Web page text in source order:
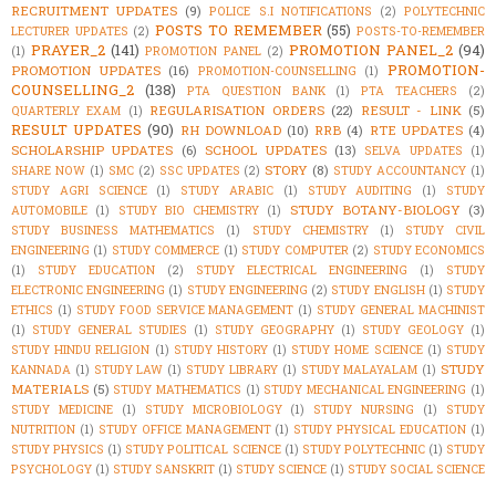
RECRUITMENT UPDATES (9) POLICE S.I NOTIFICATIONS (2) POLYTECHNIC
LECTURER UPDATES (2) POSTS TO REMEMBER (55) POSTS-TO-REMEMBER
(1) PRAYER_2 (141) PROMOTION PANEL (2) PROMOTION PANEL_2 (94)
PROMOTION UPDATES (16) PROMOTION-COUNSELLING (1)
PROMOTION-
COUNSELLING_2 (138) PTA QUESTION BANK (1) PTA TEACHERS
(2)
QUARTERLY EXAM (1) REGULARISATION ORDERS (22) RESULT - LINK (5)
RESULT UPDATES (90) RH DOWNLOAD (10) RRB (4) RTE UPDATES (4)
SCHOLARSHIP UPDATES (6) SCHOOL UPDATES (13) SELVA UPDATES
(1)
SHARE NOW (1) SMC (2) SSC UPDATES (2) STORY (8) STUDY ACCOUNTANCY (1)
STUDY AGRI SCIENCE
(1) STUDY ARABIC (1) STUDY AUDITING (1)
STUDY
AUTOMOBILE (1) STUDY BIO CHEMISTRY (1) STUDY BOTANY-BIOLOGY (3)
STUDY BUSINESS MATHEMATICS (1) STUDY CHEMISTRY (1)
STUDY CIVIL
ENGINEERING (1) STUDY COMMERCE (1) STUDY COMPUTER (2) STUDY ECONOMICS
(1)
STUDY EDUCATION (2) STUDY ELECTRICAL ENGINEERING (1)
STUDY
ELECTRONIC ENGINEERING (1) STUDY ENGINEERING (2) STUDY ENGLISH (1) STUDY
ETHICS (1) STUDY FOOD SERVICE MANAGEMENT (1) STUDY GENERAL MACHINIST
(1) STUDY GENERAL STUDIES (1) STUDY GEOGRAPHY (1) STUDY GEOLOGY (1)
STUDY HINDU RELIGION (1) STUDY HISTORY (1) STUDY HOME SCIENCE (1) STUDY
KANNADA (1) STUDY LAW (1) STUDY LIBRARY (1) STUDY MALAYALAM (1) STUDY
MATERIALS (5) STUDY MATHEMATICS (1) STUDY MECHANICAL ENGINEERING (1)
STUDY MEDICINE
(1) STUDY MICROBIOLOGY (1) STUDY NURSING (1)
STUDY
NUTRITION (1) STUDY OFFICE MANAGEMENT (1) STUDY PHYSICAL EDUCATION (1)
STUDY PHYSICS (1) STUDY POLITICAL SCIENCE (1) STUDY POLYTECHNIC (1) STUDY
PSYCHOLOGY (1) STUDY SANSKRIT (1) STUDY SCIENCE (1) STUDY SOCIAL SCIENCE